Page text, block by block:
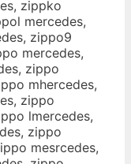
zippko
mercedes,
zippo9
mercedes,
zippo
mhercedes,
zippo
lmercedes,
zippo
mesrcedes,